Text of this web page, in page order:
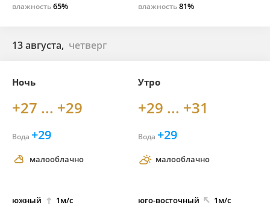
влажность65% влажность81%
13 августа, четверг
Ночь
+27 ... +29
Вода +29
малооблачно
южный 1м/с
Утро
+29 ... +31
Вода +29
малооблачно
юго-восточный 1м/с